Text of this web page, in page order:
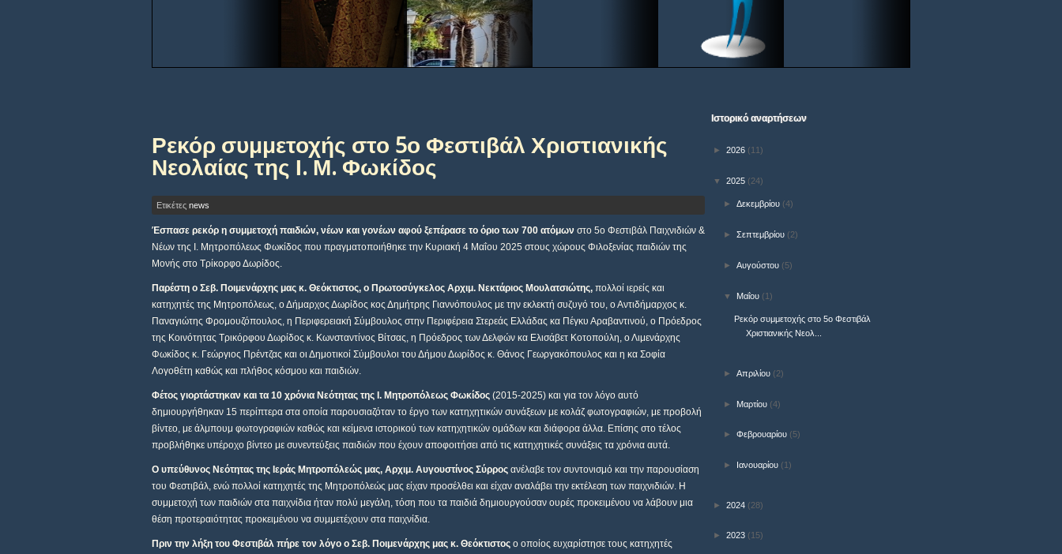
Ρεκόρ συμμετοχής στο 5ο Φεστιβάλ Χριστιανικής
Νεολαίας της Ι. Μ. Φωκίδος
Ετικέτες news
Έσπασε ρεκόρ η συμμετοχή παιδιών, νέων και γονέων αφού ξεπέρασε το όριο των 700 ατόμων στο 5ο Φεστιβάλ Παιχνιδιών &
Νέων της Ι. Μητροπόλεως Φωκίδος που πραγματοποιήθηκε την Κυριακή 4 Μαΐου 2025 στους χώρους Φιλοξενίας παιδιών της
Μονής στο Τρίκορφο Δωρίδος.
Παρέστη ο Σεβ. Ποιμενάρχης μας κ. Θεόκτιστος, ο Πρωτοσύγκελος Αρχιμ. Νεκτάριος Μουλατσιώτης, πολλοί ιερείς και
κατηχητές της Μητροπόλεως, ο Δήμαρχος Δωρίδος κος Δημήτρης Γιαννόπουλος με την εκλεκτή συζυγό του, ο Αντιδήμαρχος κ.
Παναγιώτης Φρομουζόπουλος, η Περιφερειακή Σύμβουλος στην Περιφέρεια Στερεάς Ελλάδας κα Πέγκυ Αραβαντινού, ο Πρόεδρος
της Κοινότητας Τρικόρφου Δωρίδος κ. Κωνσταντίνος Βίτσας, η Πρόεδρος των Δελφών κα Ελισάβετ Κοτοπούλη, ο Λιμενάρχης
Φωκίδος κ. Γεώργιος Πρέντζας και οι Δημοτικοί Σύμβουλοι του Δήμου Δωρίδος κ. Θάνος Γεωργακόπουλος και η κα Σοφία
Λογοθέτη καθώς και πλήθος κόσμου και παιδιών.
Φέτος γιορτάστηκαν και τα 10 χρόνια Νεότητας της Ι. Μητροπόλεως Φωκίδος (2015-2025) και για τον λόγο αυτό
δημιουργήθηκαν 15 περίπτερα στα οποία παρουσιαζόταν το έργο των κατηχητικών συνάξεων με κολάζ φωτογραφιών, με προβολή
βίντεο, με άλμπουμ φωτογραφιών καθώς και κείμενα ιστορικού των κατηχητικών ομάδων και διάφορα άλλα. Επίσης στο τέλος
προβλήθηκε υπέροχο βίντεο με συνεντεύξεις παιδιών που έχουν αποφοιτήσει από τις κατηχητικές συνάξεις τα χρόνια αυτά.
Ο υπεύθυνος Νεότητας της Ιεράς Μητροπόλεώς μας, Αρχιμ. Αυγουστίνος Σύρρος ανέλαβε τον συντονισμό και την παρουσίαση
του Φεστιβάλ, ενώ πολλοί κατηχητές της Μητροπόλεώς μας είχαν προσέλθει και είχαν αναλάβει την εκτέλεση των παιχνιδιών. Η
συμμετοχή των παιδιών στα παιχνίδια ήταν πολύ μεγάλη, τόση που τα παιδιά δημιουργούσαν ουρές προκειμένου να λάβουν μια
θέση προτεραιότητας προκειμένου να συμμετέχουν στα παιχνίδια.
Πριν την λήξη του Φεστιβάλ πήρε τον λόγο ο Σεβ. Ποιμενάρχης μας κ. Θεόκτιστος ο οποίος ευχαρίστησε τους κατηχητές
Ιστορικό αναρτήσεων
► 2026 (11)
▼ 2025 (24)
►Δεκεμβρίου (4)
►Σεπτεμβρίου (2)
►Αυγούστου (5)
▼ Μαΐου (1)
Ρεκόρ συμμετοχής στο 5ο Φεστιβάλ
Χριστιανικής Νεολ...
►Απριλίου (2)
► Μαρτίου (4)
►Φεβρουαρίου (5)
► Ιανουαρίου (1)
► 2024 (28)
► 2023 (15)